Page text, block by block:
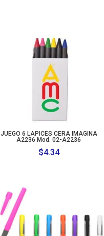
JUEGO 6 LAPICES CERA IMAGINA
A2236 Mod. 02-A2236
$4.34